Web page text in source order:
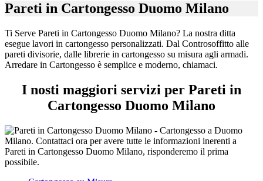
Pareti in Cartongesso Duomo Milano
Ti Serve Pareti in Cartongesso Duomo Milano? La nostra ditta
esegue lavori in cartongesso personalizzati. Dal Controsoffitto alle
pareti divisorie, dalle librerie in cartongesso su misura agli armadi.
Arredare in Cartongesso è semplice e moderno, chiamaci.
I nosti maggiori servizi per Pareti in
Cartongesso Duomo Milano